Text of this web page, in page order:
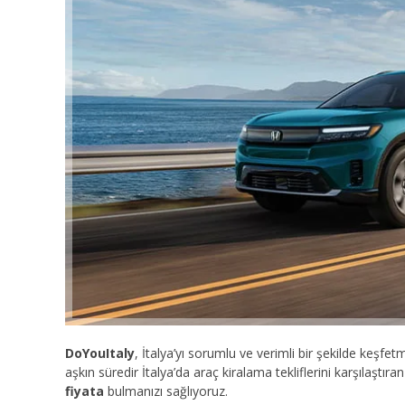
DoYouItaly, İtalya’yı sorumlu ve verimli bir şekilde
aşkın süredir İtalya’da araç kiralama tekliflerini
fiyata bulmanızı sağlıyoruz.